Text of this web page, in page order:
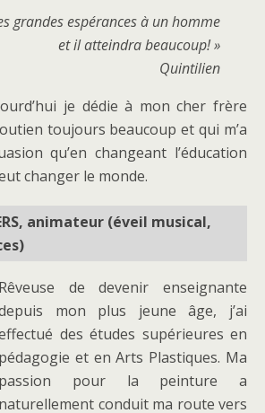
grandes espérances à un homme
et il atteindra beaucoup! »
Quintilien
je dédie à mon cher frère
toujours beaucoup et qui m’a
qu’en changeant l’éducation
changer le monde.
animateur (éveil musical,
Rêveuse de devenir enseignante
mon plus jeune âge, j’ai
des études supérieures en
pédagogie et en Arts Plastiques. Ma
passion pour la peinture a
naturellement conduit ma route vers